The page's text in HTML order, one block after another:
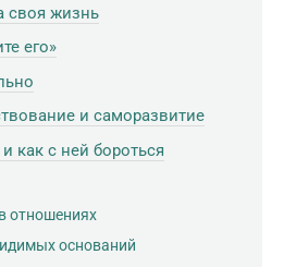
своя жизнь
его»
и саморазвитие
как с ней бороться
отношениях
оснований